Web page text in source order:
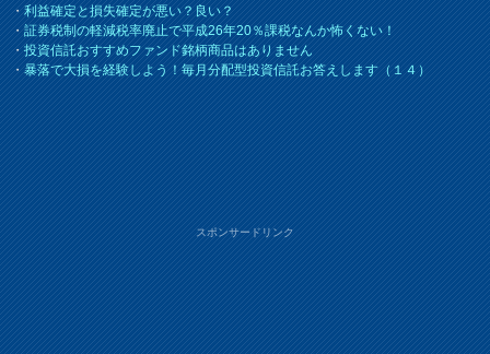
・利益確定と損失確定が悪い？良い？
・証券税制の軽減税率廃止で平成26年20％課税なんか怖くない！
・投資信託おすすめファンド銘柄商品はありません
・暴落で大損を経験しよう！毎月分配型投資信託お答えします（１４）
スポンサードリンク